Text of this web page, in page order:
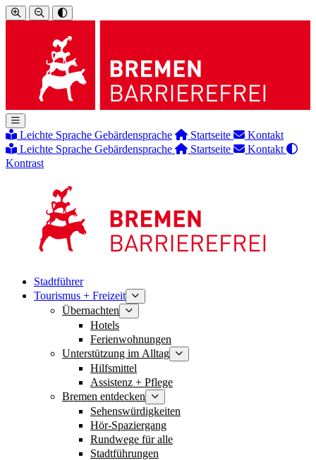
Leichte Sprache Gebärdensprache Startseite
Kontakt
Leichte Sprache Gebärdensprache Startseite
Kontakt
Kontrast
Stadtführer
Tourismus + Freizeit
Übernachten
Hotels
Ferienwohnungen
Unterstützung im Alltag
Hilfsmittel
Assistenz + Pflege
Bremen entdecken
Sehenswürdigkeiten
Hör-Spaziergang
Rundwege für alle
Stadtführungen